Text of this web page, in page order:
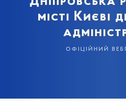
місті Києві
офіційний